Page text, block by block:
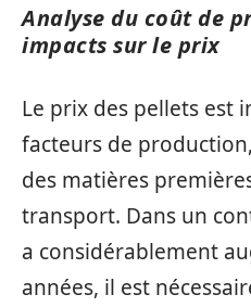
Analyse du coût de
impacts sur le prix
Le prix des pellets est
facteurs de
des matières
transport. Dans un
a considérablement
années, il est